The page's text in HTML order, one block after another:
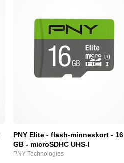
PNY Elite - flash-minneskort - 16
GB - microSDHC UHS-I
PNY Technologies